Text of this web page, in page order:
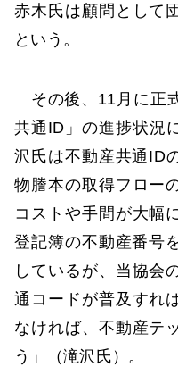
赤木氏は顧問として
という。
その後、11月に正
共通ID」の進捗状況
沢氏は不動産共通ID
物謄本の取得フロー
コストや手間が大幅
登記簿の不動産番号
しているが、当協会
通コードが普及すれ
なければ、不動産テ
う」（滝沢氏）。